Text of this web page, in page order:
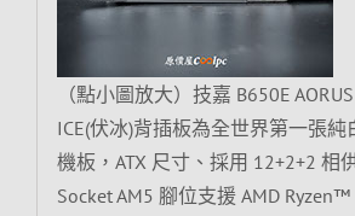
（點小圖放大）技嘉 B650E AORUS
ICE(伏冰)背插板為全世界第一張
機板，ATX 尺寸、採用 12+2+2 相
Socket AM5 腳位支援 AMD Ryzen™